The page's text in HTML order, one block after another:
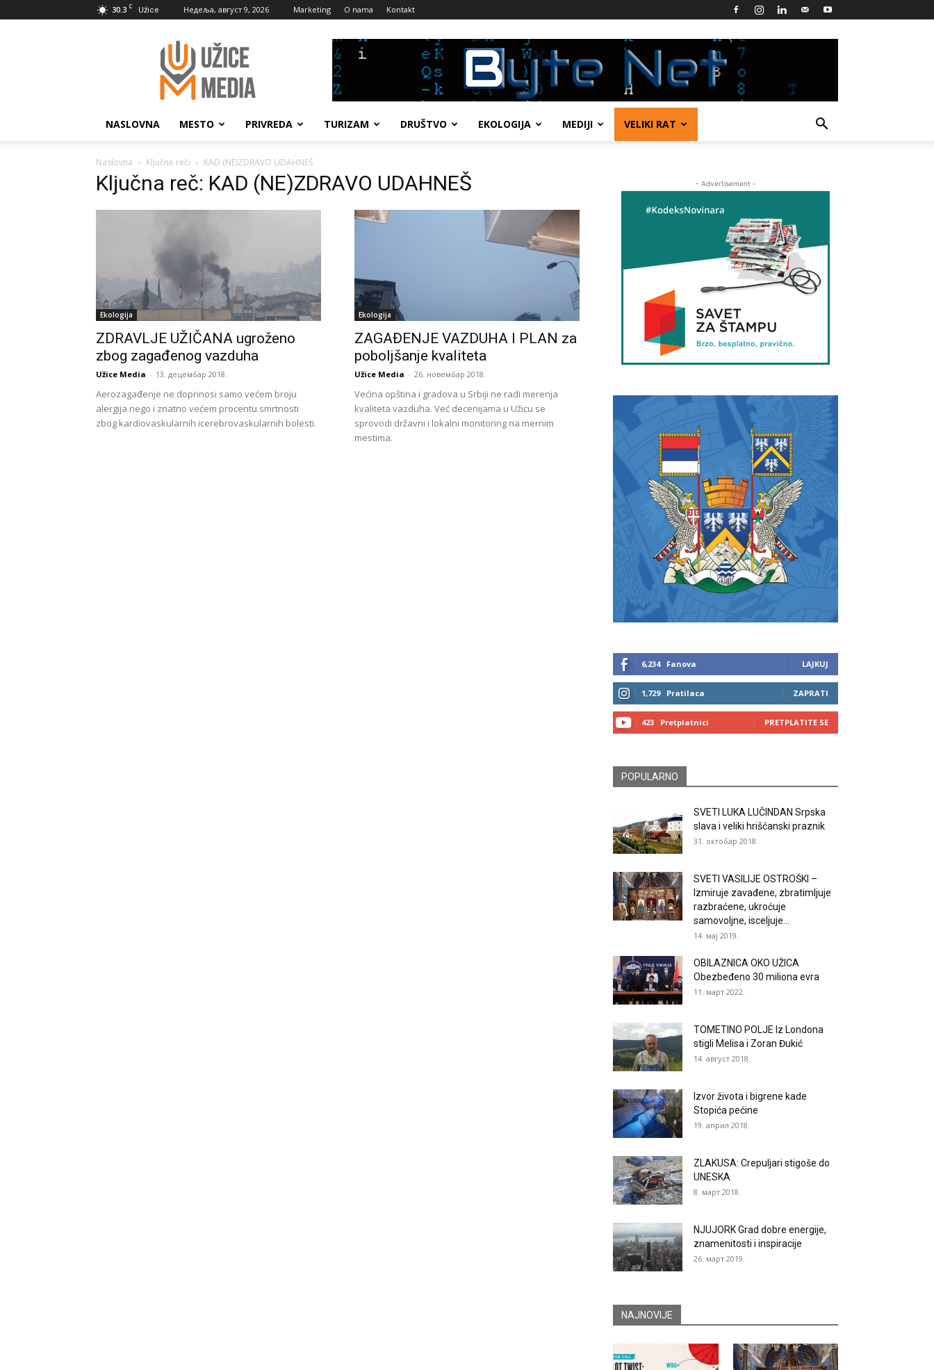
30.3 C Užice Недеља, август 9, 2026 Marketing O nama Kontakt
UžiceMedia
NASLOVNA MESTO PRIVREDA TURIZAM DRUŠTVO EKOLOGIJA MEDIJI VELIKI RAT
Naslovna Ključne reči KAD (NE)ZDRAVO UDAHNEŠ
Ključna reč: KAD (NE)ZDRAVO UDAHNEŠ
Ekologija
ZDRAVLJE UŽIČANA ugroženo
zbog zagađenog vazduha
Užice Media - 13. децембар 2018.
Aerozagađenje ne doprinosi samo većem broju
alergija nego i znatno većem procentu smrtnosti
zbog kardiovaskularnih icerebrovaskularnih bolesti.
Ekologija
ZAGAĐENJE VAZDUHA I PLAN za
poboljšanje kvaliteta
Užice Media - 26. новембар 2018.
Većina opština i gradova u Srbiji ne radi merenja
kvaliteta vazduha. Već decenijama u Užicu se
sprovodi državni i lokalni monitoring na mernim
mestima.
- Advertisement -
6,234 Fanova LAJKUJ
1,729 Pratilaca ZAPRATI
423 Pretplatnici PRETPLATITE SE
POPULARNO
SVETI LUKA LUČINDAN Srpska
slava i veliki hrišćanski praznik
31. октобар 2018.
SVETI VASILIJE OSTROŠKI –
Izmiruje zavađene, zbratimljuje
razbraćene, ukroćuje
samovoljne, isceljuje...
14. мај 2019.
OBILAZNICA OKO UŽICA
Obezbeđeno 30 miliona evra
11. март 2022.
TOMETINO POLJE Iz Londona
stigli Melisa i Zoran Đukić
14. август 2018.
Izvor života i bigrene kade
Stopića pećine
19. април 2018.
ZLAKUSA: Crepuljari stigoše do
UNESKA
8. март 2018.
NJUJORK Grad dobre energije,
znamenitosti i inspiracije
26. март 2019.
NAJNOVIJE